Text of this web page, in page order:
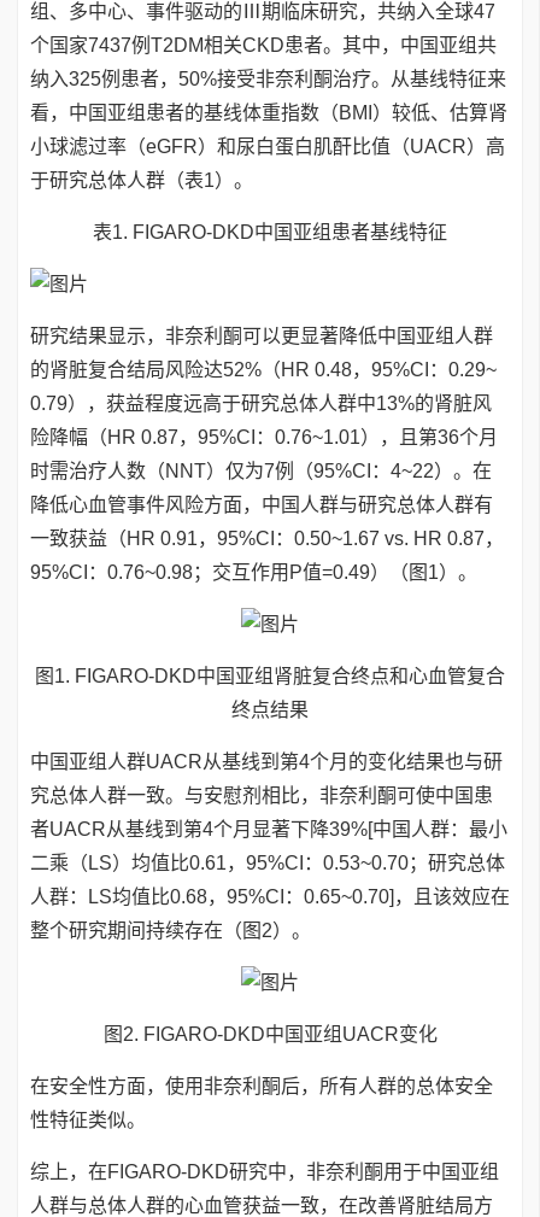
组、多中心、事件驱动的Ⅲ期临床研究，共纳入全球47
个国家7437例T2DM相关CKD患者。其中，中国亚组共
纳入325例患者，50%接受非奈利酮治疗。从基线特征来
看，中国亚组患者的基线体重指数（BMI）较低、估算肾
小球滤过率（eGFR）和尿白蛋白肌酐比值（UACR）高
于研究总体人群（表1）。
表1. FIGARO-DKD中国亚组患者基线特征
研究结果显示，非奈利酮可以更显著降低中国亚组人群
的肾脏复合结局风险达52%（HR 0.48，95%CI：0.29~
0.79），获益程度远高于研究总体人群中13%的肾脏风
险降幅（HR 0.87，95%CI：0.76~1.01），且第36个月
时需治疗人数（NNT）仅为7例（95%CI：4~22）。在
降低心血管事件风险方面，中国人群与研究总体人群有
一致获益（HR 0.91，95%CI：0.50~1.67 vs. HR 0.87，
95%CI：0.76~0.98；交互作用P值=0.49）（图1）。
图1. FIGARO-DKD中国亚组肾脏复合终点和心血管复合
终点结果
中国亚组人群UACR从基线到第4个月的变化结果也与研
究总体人群一致。与安慰剂相比，非奈利酮可使中国患
者UACR从基线到第4个月显著下降39%[中国人群：最小
二乘（LS）均值比0.61，95%CI：0.53~0.70；研究总体
人群：LS均值比0.68，95%CI：0.65~0.70]，且该效应在
整个研究期间持续存在（图2）。
图2. FIGARO-DKD中国亚组UACR变化
在安全性方面，使用非奈利酮后，所有人群的总体安全
性特征类似。
综上，在FIGARO-DKD研究中，非奈利酮用于中国亚组
人群与总体人群的心血管获益一致，在改善肾脏结局方